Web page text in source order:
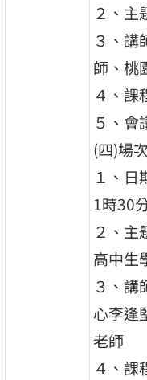
２、
３、講
師、桃
４、課
５、
(四)場
１、日
1時30
２、主
高中生
３、講
心李逢
老師
４、課